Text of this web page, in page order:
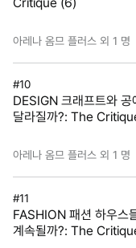
아레나 옴므 플러스 외 1 명
#10
DESIGN 크래프트와 공
달라질까?: The
아레나 옴므 플러스 외 1 명
#11
FASHION 패션 하우스
계속될까?: The